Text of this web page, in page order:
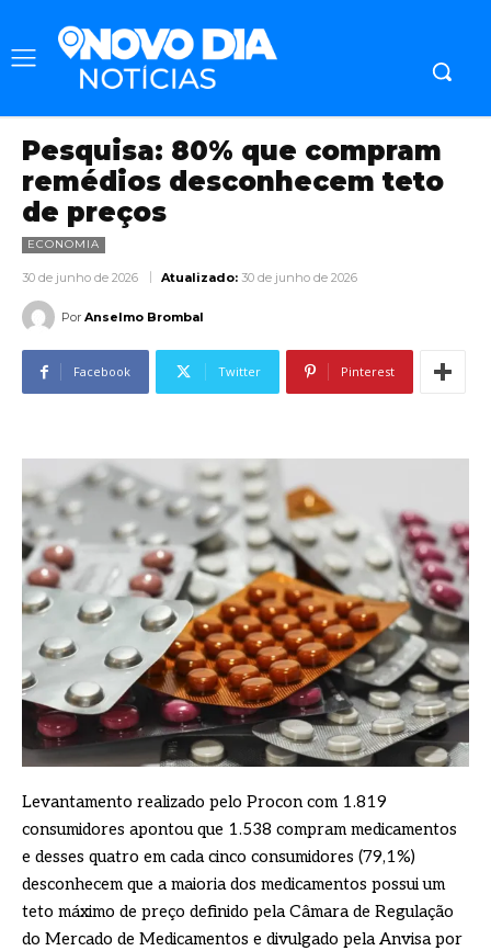
Pesquisa: 80% que compram
remédios desconhecem teto
de preços
ECONOMIA
30 de junho de 2026 Atualizado: 30 de junho de 2026
Por Anselmo Brombal
Facebook Twitter Pinterest
Levantamento realizado pelo Procon com 1.819
consumidores apontou que 1.538 compram medicamentos
e desses quatro em cada cinco consumidores (79,1%)
desconhecem que a maioria dos medicamentos possui um
teto máximo de preço definido pela Câmara de Regulação
do Mercado de Medicamentos e divulgado pela Anvisa por